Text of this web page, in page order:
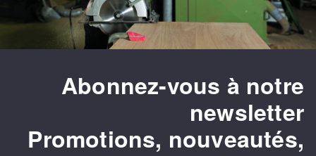
Abonnez-vous à notre
newsletter
Promotions, nouveautés,